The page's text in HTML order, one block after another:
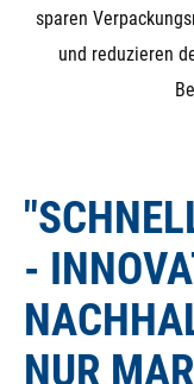
sparen
und reduzieren
-
NUR